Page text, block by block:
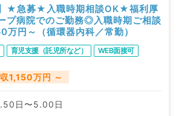
】★急募★入職時期相談OK★福利厚
プ病院でのご勤務◎入職時期ご相談
円～（循環器内科／常勤）
育児支援（託児所など） WEB面接可
1,150万円 ～
日〜5.00日